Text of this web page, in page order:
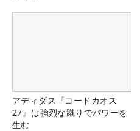
アディダス『コードカオス
27』は強烈な蹴りでパワーを
生む